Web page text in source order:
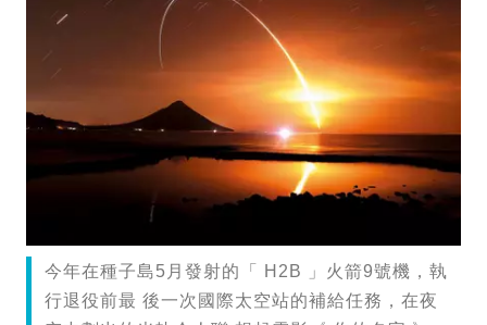
今年在種子島5月發射的「 H2B 」火箭9號機，執
行退役前最 後一次國際太空站的補給任務，在夜